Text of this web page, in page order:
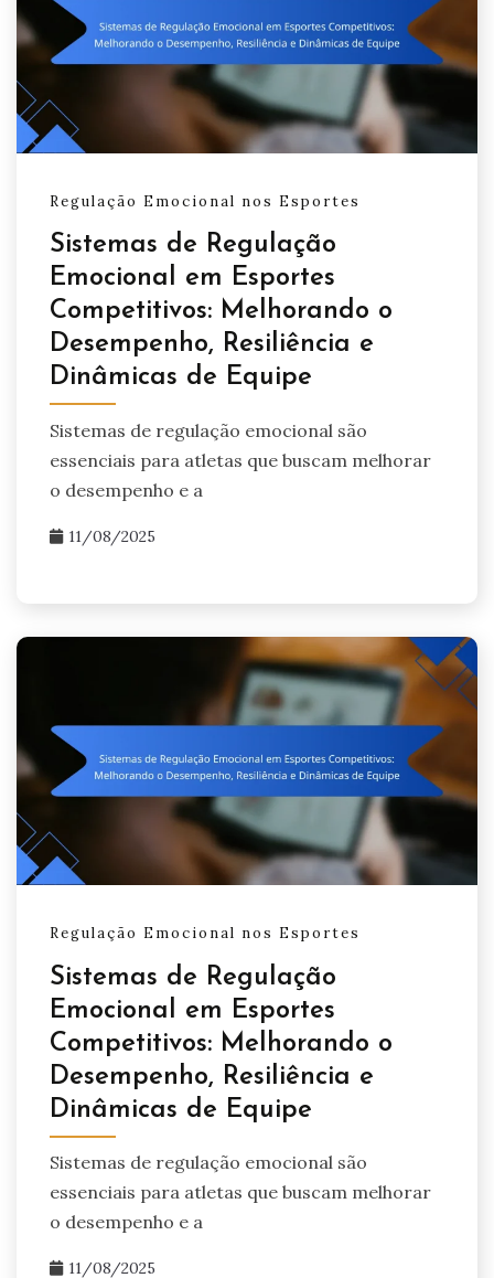
Regulação Emocional nos Esportes
Sistemas de Regulação
Emocional em Esportes
Competitivos: Melhorando o
Desempenho, Resiliência e
Dinâmicas de Equipe
Sistemas de regulação emocional são
essenciais para atletas que buscam melhorar
o desempenho e a
11/08/2025
Regulação Emocional nos Esportes
Sistemas de Regulação
Emocional em Esportes
Competitivos: Melhorando o
Desempenho, Resiliência e
Dinâmicas de Equipe
Sistemas de regulação emocional são
essenciais para atletas que buscam melhorar
o desempenho e a
11/08/2025